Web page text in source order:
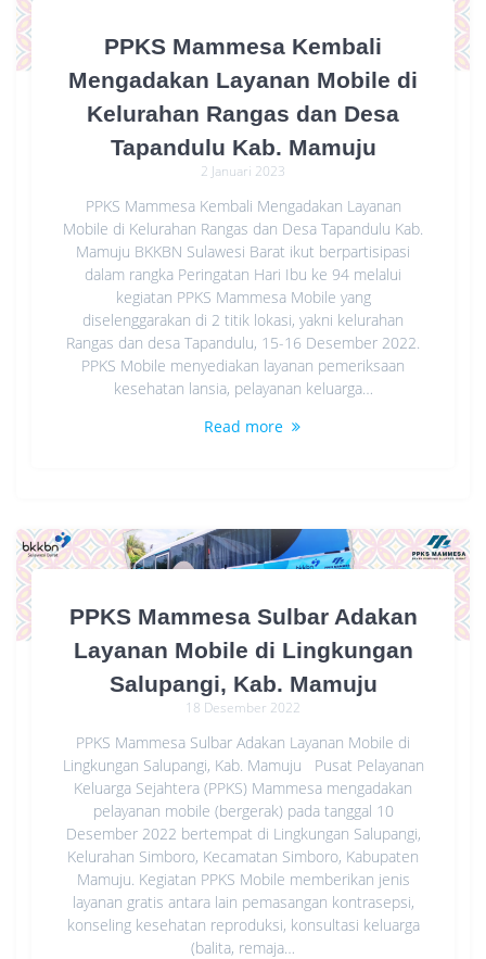
PPKS Mammesa Kembali
Mengadakan Layanan Mobile di
Kelurahan Rangas dan Desa
Tapandulu Kab. Mamuju
2 Januari 2023
PPKS Mammesa Kembali Mengadakan Layanan
Mobile di Kelurahan Rangas dan Desa Tapandulu Kab.
Mamuju BKKBN Sulawesi Barat ikut berpartisipasi
dalam rangka Peringatan Hari Ibu ke 94 melalui
kegiatan PPKS Mammesa Mobile yang
diselenggarakan di 2 titik lokasi, yakni kelurahan
Rangas dan desa Tapandulu, 15-16 Desember 2022.
PPKS Mobile menyediakan layanan pemeriksaan
kesehatan lansia, pelayanan keluarga…
Read more
PPKS Mammesa Sulbar Adakan
Layanan Mobile di Lingkungan
Salupangi, Kab. Mamuju
18 Desember 2022
PPKS Mammesa Sulbar Adakan Layanan Mobile di
Lingkungan Salupangi, Kab. Mamuju Pusat Pelayanan
Keluarga Sejahtera (PPKS) Mammesa mengadakan
pelayanan mobile (bergerak) pada tanggal 10
Desember 2022 bertempat di Lingkungan Salupangi,
Kelurahan Simboro, Kecamatan Simboro, Kabupaten
Mamuju. Kegiatan PPKS Mobile memberikan jenis
layanan gratis antara lain pemasangan kontrasepsi,
konseling kesehatan reproduksi, konsultasi keluarga
(balita, remaja…